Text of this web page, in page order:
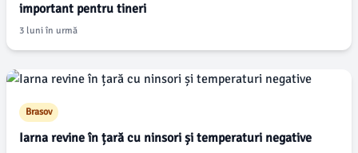
important pentru tineri
3 luni în urmă
Brasov
Iarna revine în țară cu ninsori și temperaturi negative